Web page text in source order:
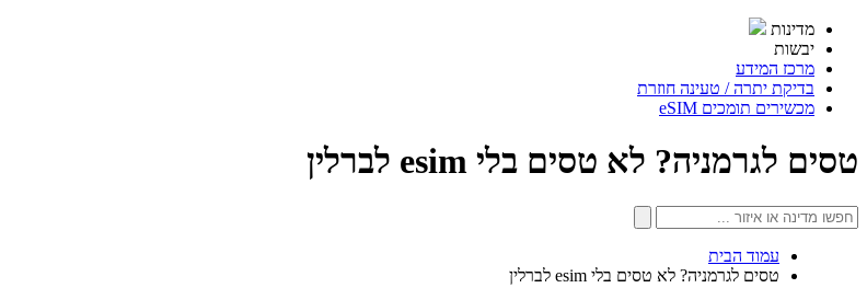
מדינות
יבשות
מרכז המידע
בדיקת יתרה / טעינה חוזרת
מכשירים תומכים eSIM
טסים לגרמניה? לא טסים בלי esim לברלין
עמוד הבית
טסים לגרמניה? לא טסים בלי esim לברלין